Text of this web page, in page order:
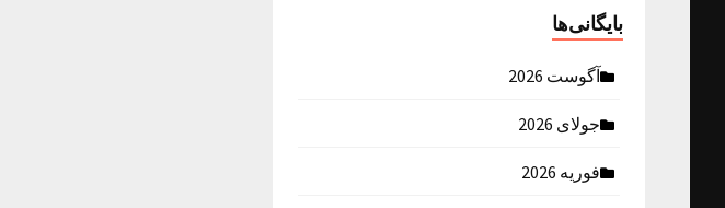
بایگانی‌ها
آگوست 2026
جولای 2026
فوریه 2026